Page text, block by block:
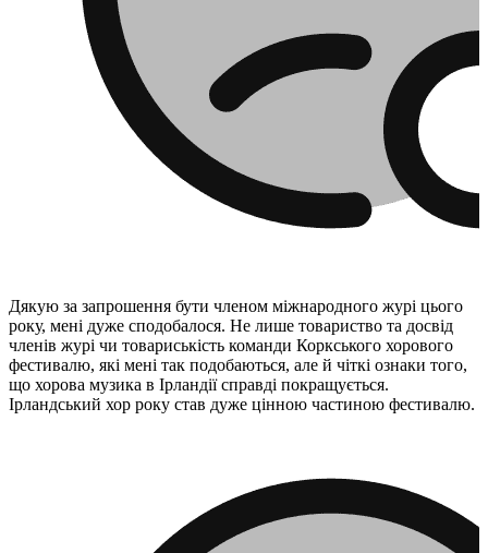
Portuguese
Дякую за запрошення бути членом міжнародного журі цього
року, мені дуже сподобалося. Не лише товариство та досвід
членів журі чи товариськість команди Коркського хорового
фестивалю, які мені так подобаються, але й чіткі ознаки того,
що хорова музика в Ірландії справді покращується.
Ірландський хор року став дуже цінною частиною фестивалю.